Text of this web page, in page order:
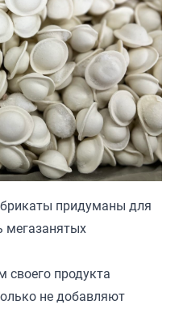
придуманы для
мегазанятых
своего продукта
не добавляют